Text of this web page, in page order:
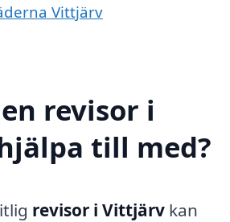
Vittjärv
revisor i
till med?
revisor i Vittjärv kan